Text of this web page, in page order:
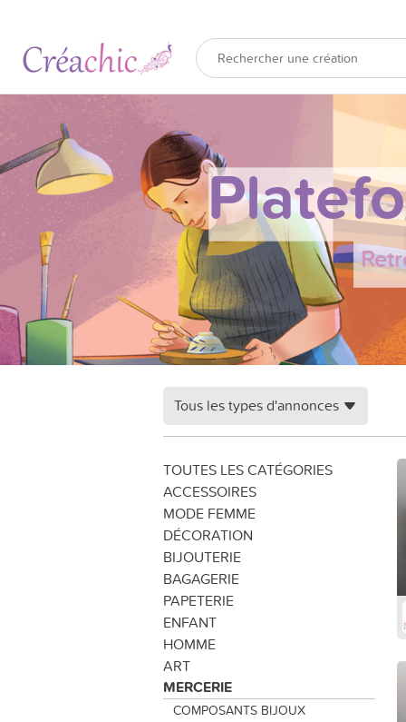
Tous les types d'annonces
TOUTES LES CATÉGORIES
ACCESSOIRES
MODE FEMME
DÉCORATION
BIJOUTERIE
BAGAGERIE
PAPETERIE
ENFANT
HOMME
ART
MERCERIE
COMPOSANTS BIJOUX